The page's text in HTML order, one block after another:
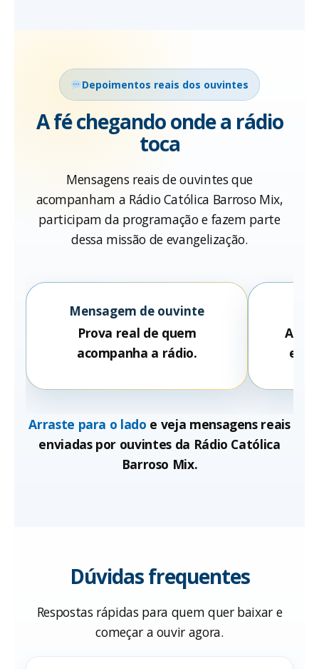
Depoimentos reais dos ouvintes
A fé chegando onde a rádio
toca
Mensagens reais de ouvintes que
acompanham a Rádio Católica Barroso Mix,
participam da programação e fazem parte
dessa missão de evangelização.
Mensagem de ouvinte
Prova real de quem
acompanha a rádio.
A
Arraste para o lado e veja mensagens reais
enviadas por ouvintes da Rádio Católica
Barroso Mix.
Dúvidas frequentes
Respostas rápidas para quem quer baixar e
começar a ouvir agora.